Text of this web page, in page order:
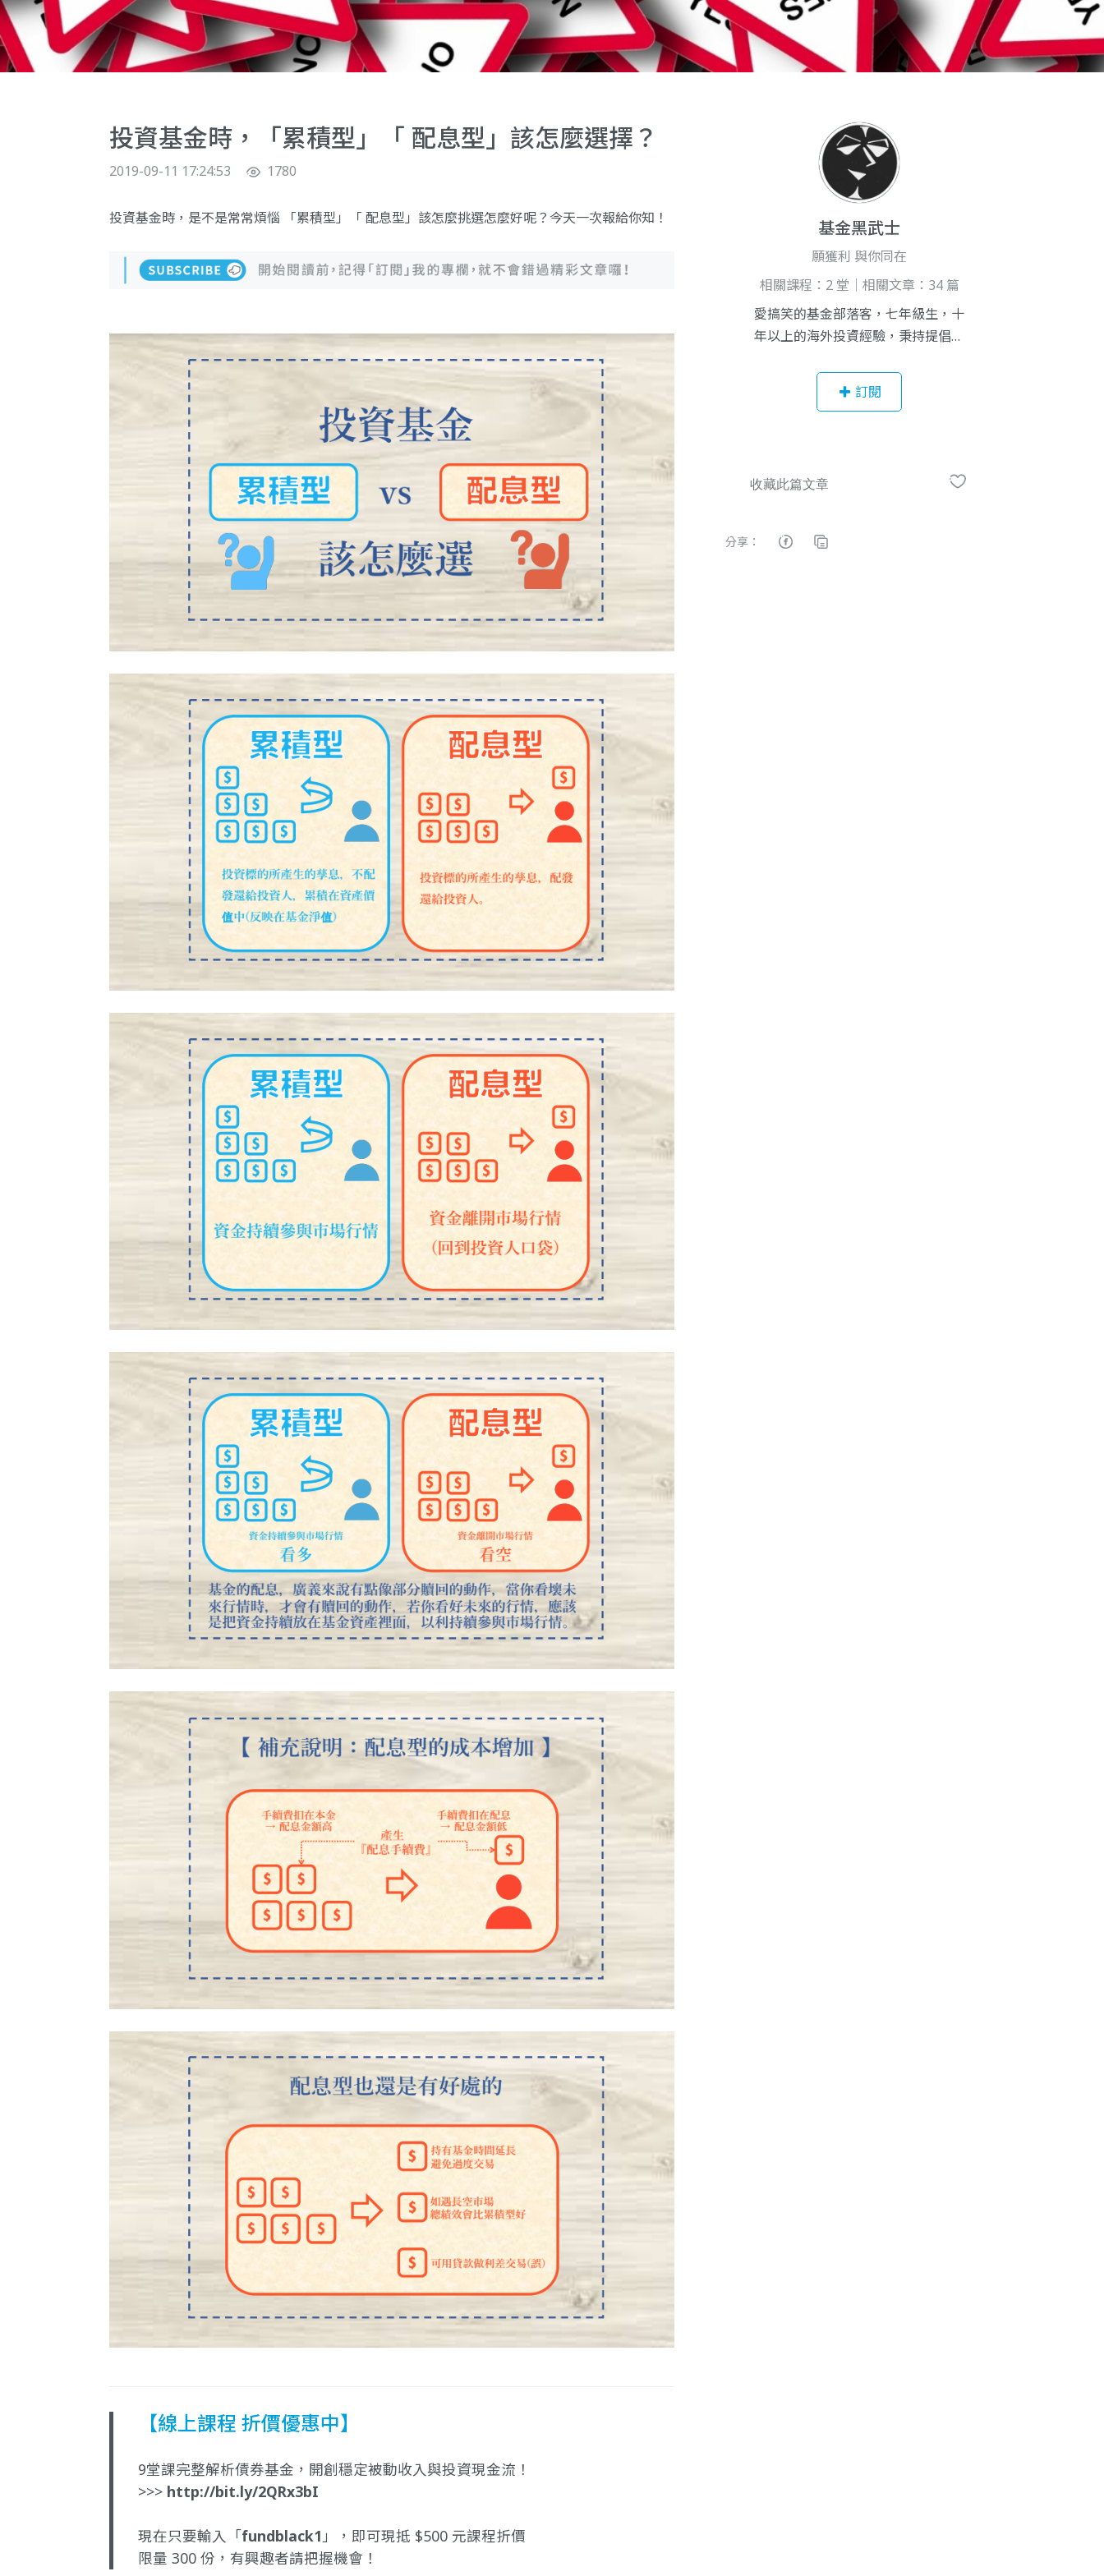
投資基金時，「累積型」「 配息型」該怎麼選擇？
2019-09-11 17:24:53 1780
投資基金時，是不是常常煩惱 「累積型」「 配息型」該怎麼挑選怎麼好呢？今天一次報給你知！
【線上課程 折價優惠中】
9堂課完整解析債券基金，開創穩定被動收入與投資現金流！
>>> http://bit.ly/2QRx3bI
現在只要輸入「fundblack1」，即可現抵 $500 元課程折價
限量 300 份，有興趣者請把握機會！
基金黑武士
願獲利 與你同在
相關課程：2 堂｜相關文章：34 篇
愛搞笑的基金部落客，七年級生，十
年以上的海外投資經驗，秉持提倡理
理念以及全球市場訊息，協助投資人
補腦財經知識，喜愛鑽研財經新聞，
訂閱
分享：